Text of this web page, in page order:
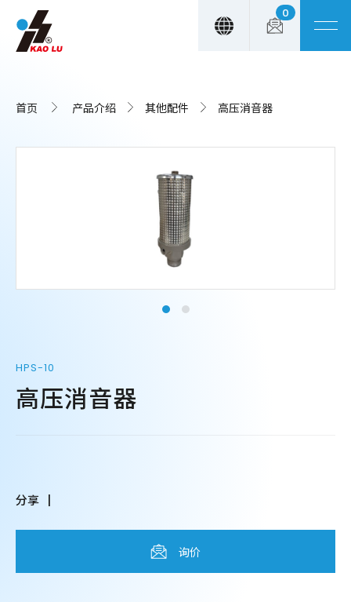
0
首页 产品介绍 其他配件 高压消音器
HPS-10
高压消音器
分享
询价
Cookie管理面板